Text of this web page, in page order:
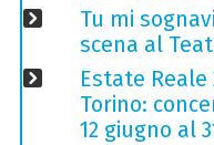
Tu mi
scena al
Estate Reale
Torino:
12 giugno al